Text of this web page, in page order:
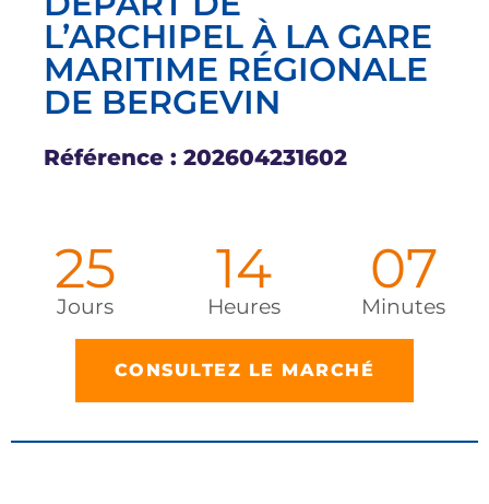
L’ARCHIPEL À LA GARE
MARITIME RÉGIONALE
DE BERGEVIN
Référence : 202604231602
25
Jours
14
Heures
06
Minutes
CONSULTEZ LE MARCHÉ